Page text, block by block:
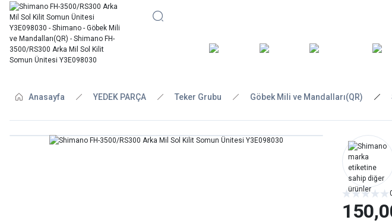
BİSİKLET AKSESUARLAR
Anasayfa YEDEK PARÇA Teker Grubu Göbek Mili ve Mandalları(QR)